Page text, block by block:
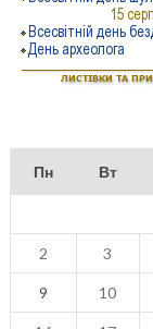
Пн Вт
2 3
9 10